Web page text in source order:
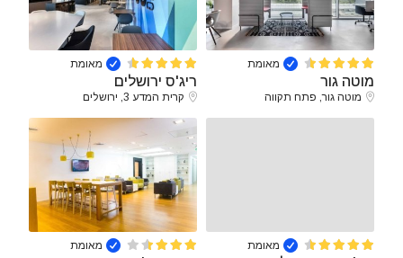
מאומת
מוטה גור
מוטה גור, פתח תקווה
מאומת
ריג'ס ירושלים
קרית המדע 3, ירושלים
מאומת מאומת